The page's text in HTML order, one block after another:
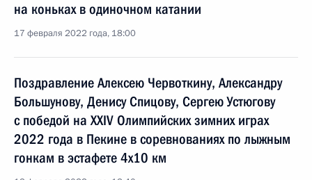
на коньках в одиночном катании
17 февраля 2022 года, 18:00
Поздравление Алексею Червоткину, Александру
Большунову, Денису Спицову, Сергею Устюгову
с победой на XXIV Олимпийских зимних играх
2022 года в Пекине в соревнованиях по лыжным
гонкам в эстафете 4х10 км